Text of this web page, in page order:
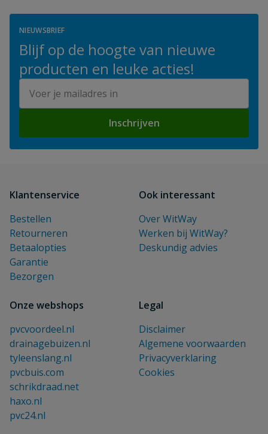
NIEUWSBRIEF
Blijf op de hoogte van nieuwe
producten en leuke acties!
Inschrijven
Klantenservice
Bestellen
Retourneren
Betaalopties
Garantie
Bezorgen
Ook interessant
Over WitWay
Werken bij WitWay?
Deskundig advies
Onze webshops
pvcvoordeel.nl
drainagebuizen.nl
tyleenslang.nl
pvcbuis.com
schrikdraad.net
haxo.nl
pvc24.nl
Legal
Disclaimer
Algemene voorwaarden
Privacyverklaring
Cookies